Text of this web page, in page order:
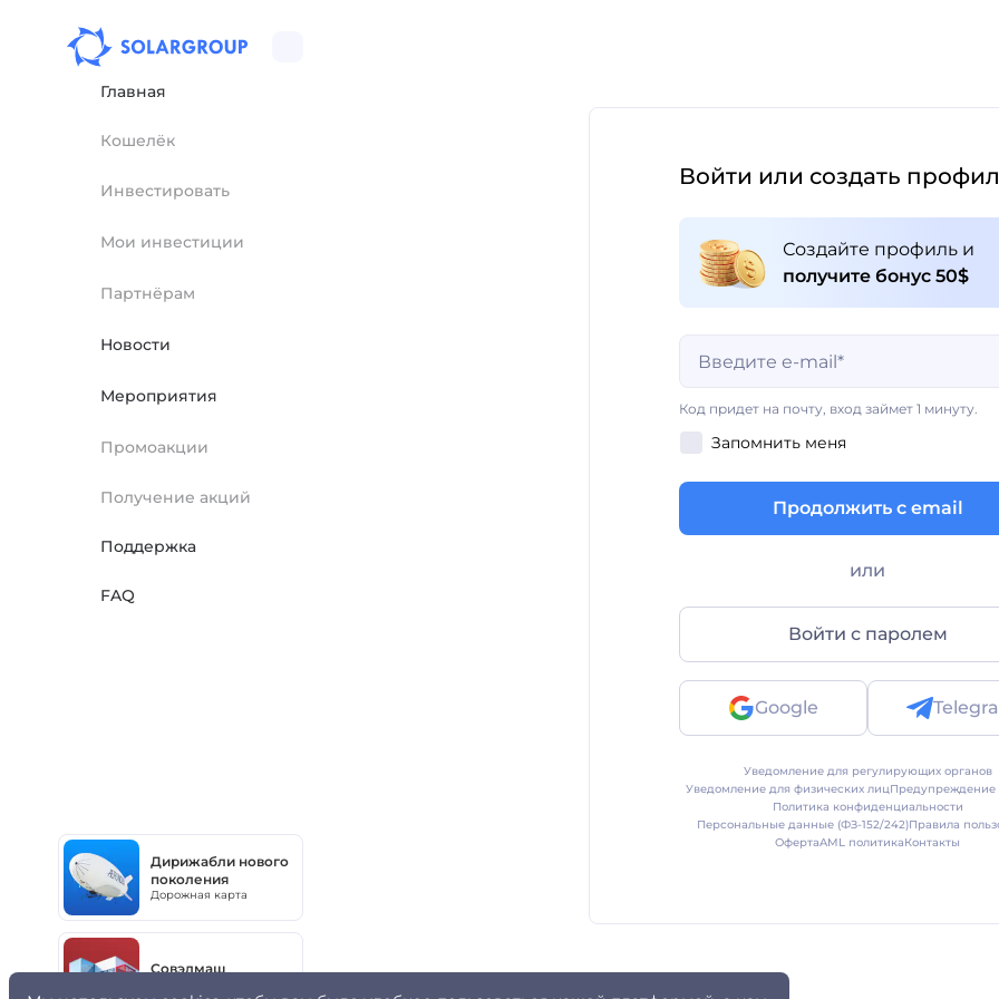
Главная
Кошелёк
Инвестировать
Мои инвестиции
Партнёрам
Новости
Мероприятия
Промоакции
Получение акций
Поддержка
FAQ
Дирижабли нового
поколения
Дорожная карта
Совэлмаш
Войти или создать
Создайте профиль и
получите бонус 50$
Код придет на почту, вход займет 1 минуту.
Поле обязательно для заполнения
Запомнить меня
Продолжить с email
или
Войти с паролем
Google
Уведомление для регулирующих органов
Уведомление для физических лицПредупреждение
Политика конфиденциальности
Персональные данные (ФЗ-152/242)Правила
ОфертаAML политикаКонтакты